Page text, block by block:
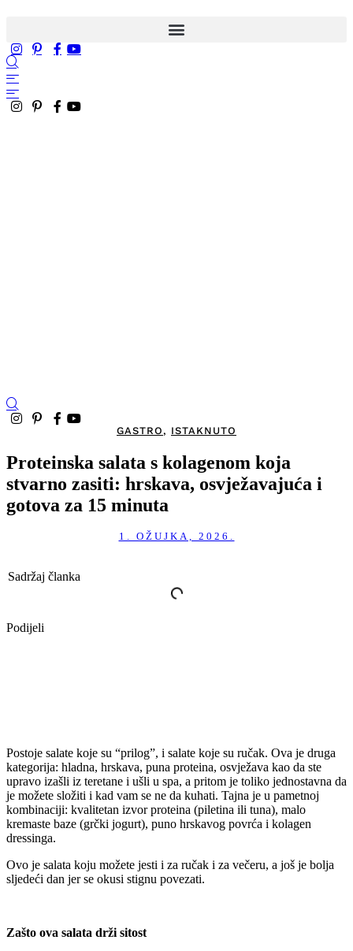
GASTRO , ISTAKNUTO
Proteinska salata s kolagenom koja
stvarno zasiti: hrskava, osvježavajuća i
gotova za 15 minuta
1. OŽUJKA, 2026.
Sadržaj članka
Podijeli
Postoje salate koje su “prilog”, i salate koje su ručak. Ova je druga
kategorija: hladna, hrskava, puna proteina, osvježava kao da ste
upravo izašli iz teretane i ušli u spa, a pritom je toliko jednostavna da
je možete složiti i kad vam se ne da kuhati. Tajna je u pametnoj
kombinaciji: kvalitetan izvor proteina (piletina ili tuna), malo
kremaste baze (grčki jogurt), puno hrskavog povrća i kolagen
dressinga.
Ovo je salata koju možete jesti i za ručak i za večeru, a još je bolja
sljedeći dan jer se okusi stignu povezati.
Zašto ova salata drži sitost